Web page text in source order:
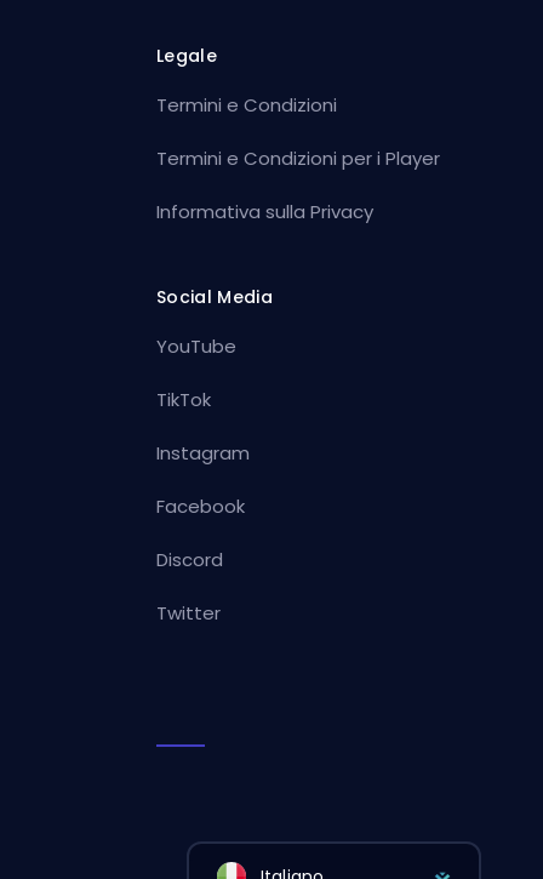
Legale
Termini e Condizioni
Termini e Condizioni per i Player
Informativa sulla Privacy
Social Media
YouTube
TikTok
Instagram
Facebook
Discord
Twitter